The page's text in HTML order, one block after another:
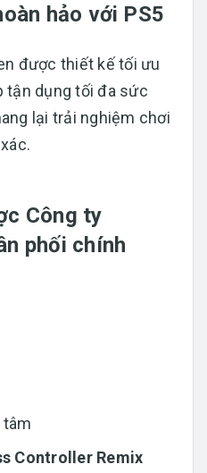
hảo với PS5
được thiết kế tối ưu
tận dụng tối đa sức
lại trải nghiệm chơi
Công ty
phối chính
Controller Remix